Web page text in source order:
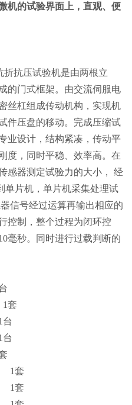
机的试验界面上，直观、便
折抗压试验机是由两根立
的门式框架。由交流伺服电
丝杠组成传动机构，实现机
件压盘的移动。完成压缩试
业设计，结构紧凑，传动平
度，同时平稳、效率高。在
感器测定试验力的大小， 经
单片机，单片机采集处理试
信号经过运算再输出相应的
控制，整个过程为闭环控
毫秒。同时进行过载判断的
套
套